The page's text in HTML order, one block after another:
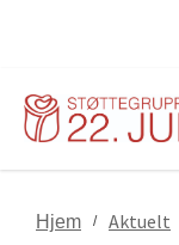
Hjem / Aktuelt